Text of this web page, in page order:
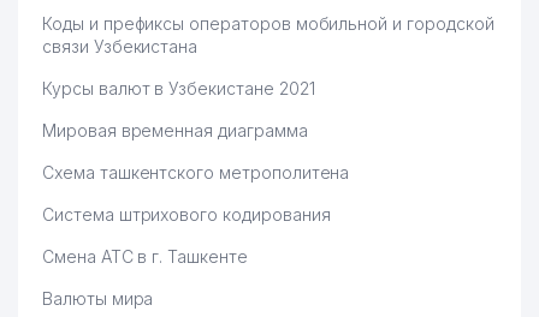
Коды и префиксы операторов мобильной и городской
связи Узбекистана
Курсы валют в Узбекистане 2021
Мировая временная диаграмма
Схема ташкентского метрополитена
Система штрихового кодирования
Смена АТС в г. Ташкенте
Валюты мира